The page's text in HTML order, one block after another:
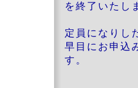
を終了いたし
定員になりし
早目にお申込
す。